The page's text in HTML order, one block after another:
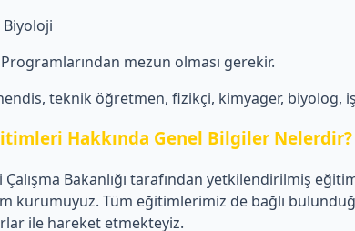
Biyoloji
mezun olması gerekir.
teknik öğretmen, fizikçi, kimyager, biyolog,
Hakkında Genel Bilgiler Nelerdir?
Bakanlığı tarafından yetkilendirilmiş
kurumuyuz. Tüm eğitimlerimiz de bağlı
ile hareket etmekteyiz.